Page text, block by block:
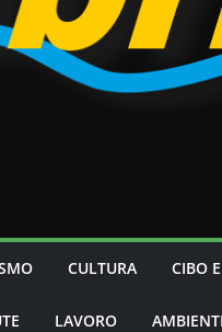
CULTURA CIBO
LAVORO